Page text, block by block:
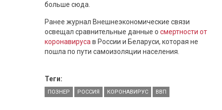
больше сюда.
Ранее журнал Внешнеэкономические связи
освещал сравнительные данные о смертности от
коронавируса в России и Беларуси, которая не
пошла по пути самоизоляции населения.
Теги:
ПОЗНЕР РОССИЯ КОРОНАВИРУС ВВП